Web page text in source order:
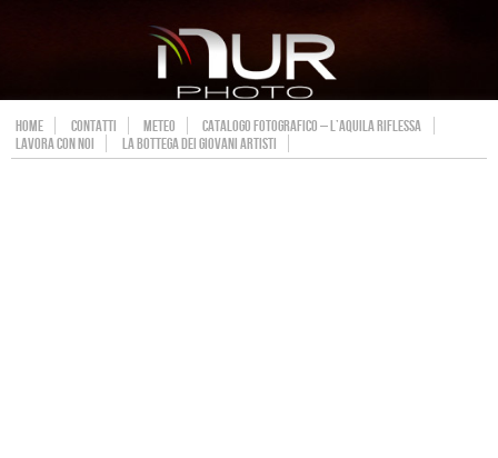
HOME CONTATTI METEO
CATALOGO FOTOGRAFICO – L’AQUILA RIFLESSA
LAVORA CON NOI
LA BOTTEGA DEI GIOVANI ARTISTI